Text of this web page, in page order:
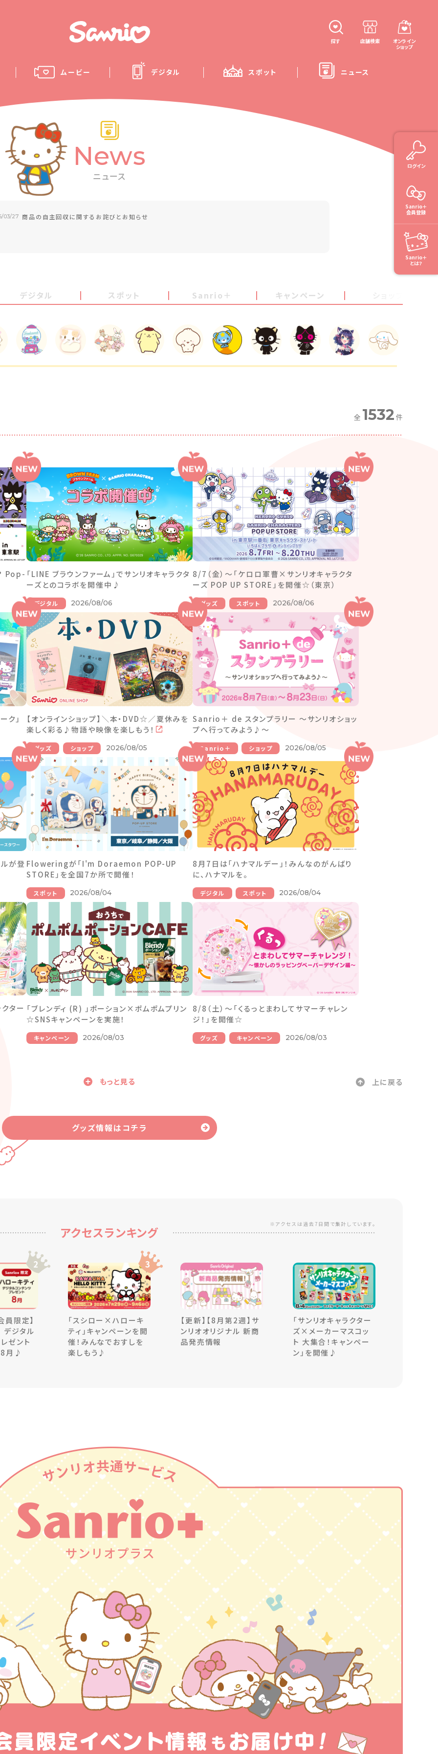
ログイン
Sanrio＋
会員登録
Sanrio＋
とは？
探す 店舗検索
オンライン
ショップ
ムービー デジタル スポット ニュース
News
ニュース
03/27 商品の自主回収に関するお詫びとお知らせ
デジタル スポット Sanrio＋ キャンペーン
全 1532 件
Pop- 「LINE ブラウンファーム」でサンリオキャラクタ
ーズとのコラボを開催中♪
デジタル 2026/08/06
8/7（金）～「ケロロ軍曹×サンリオキャラクタ
ーズ POP UP STORE」を開催☆（東京）
グッズ スポット 2026/08/06
ク」
【オンラインショップ】＼本・DVD☆／夏休みを
楽しく彩る♪物語や映像を楽しもう！
グッズ ショップ 2026/08/05
Sanrio＋ de スタンプラリー ～サンリオショッ
プへ行ってみよう♪～
Sanrio＋ ショップ 2026/08/05
が登 Floweringが「I'm Doraemon POP-UP
STORE」を全国7か所で開催！
スポット 2026/08/04
8月7日は「ハナマルデー」！みんなのがんばり
に、ハナマルを。
デジタル スポット 2026/08/04
ター 「ブレンディ (R) 」ポーション×ポムポムプリン
☆SNSキャンペーンを実施！
キャンペーン 2026/08/03
8/8（土）～「くるっとまわしてサマーチャレン
ジ！」を開催☆
グッズ キャンペーン 2026/08/03
もっと見る 上に戻る
グッズ情報はコチラ
※アクセスは過去7日間で集計しています。
アクセスランキング
2
限定】
デジタル
ゼント
8月♪
3
「スシロー×ハローキ
ティ」キャンペーンを開
催！みんなでおすしを
楽しもう♪
【更新】【8月第2週】サ
ンリオオリジナル 新商
品発売情報
「サンリオキャラクター
ズ×メーカーマスコッ
ト 大集合！キャンペー
ン」を開催♪